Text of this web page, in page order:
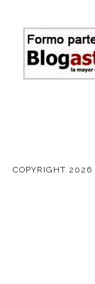
COPYRIGHT 2026